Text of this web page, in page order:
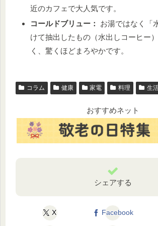
近のカフェで大人気です。
コールドブリュー：
お湯ではなく「
けて抽出したもの（水出しコーヒー
く、驚くほどまろやかです。
コラム 健康 家電 料理 生
おすすめネット
シェアする
X Facebook